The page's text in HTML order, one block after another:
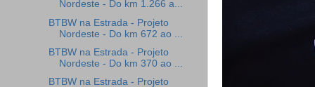
Nordeste - Do km 1.266 a...
BTBW na Estrada - Projeto
Nordeste - Do km 672 ao ...
BTBW na Estrada - Projeto
Nordeste - Do km 370 ao ...
BTBW na Estrada - Projeto